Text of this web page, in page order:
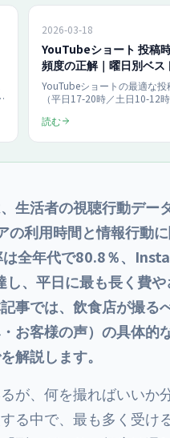
2026-03-18
YouTubeショート 投稿
頻度の正解｜曜日別ベス
【2026】
YouTubeショートの最適な投
（平日17-20時／土日10-12
で解説。TikTok・Instagram
ド。
読む
生活者の視聴行動デー
の利用時間と情報行動
は全年代で80.8％、
、平日に最も長く費
事では、飲食店が撮
お客様の声）の具体的
解説します。
るが、何を撮ればいい
る中で、最も多く受け